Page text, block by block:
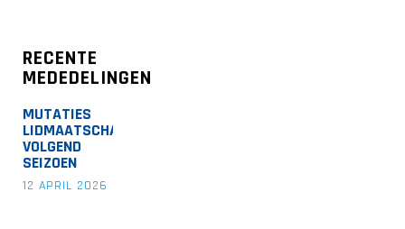
RECENTE
MEDEDELINGEN
MUTATIES
LIDMAATSCHAP
VOLGEND
SEIZOEN
12 APRIL 2026